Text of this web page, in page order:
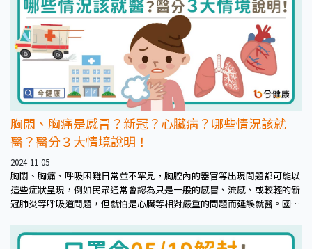
胸悶、胸痛是感冒？新冠？心臟病？哪些情況該就
醫？醫分３大情境說明！
2024-11-05
胸悶、胸痛、呼吸困難日常並不罕見，胸腔內的器官等出現問題都可能以
這些症狀呈現，例如民眾通常會認為只是一般的感冒、流感、或較輕的新
冠肺炎等呼吸道問題，但就怕是心臟等相對嚴重的問題而延誤就醫。國泰
醫院心血管中心主治醫師黃晨祐建議，民眾一般情況下難以判斷是什麼情
況，可依症狀來看是不是該就醫。